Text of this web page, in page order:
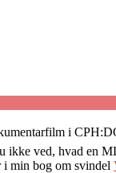
i
ved, hvad en
min bog om svindel